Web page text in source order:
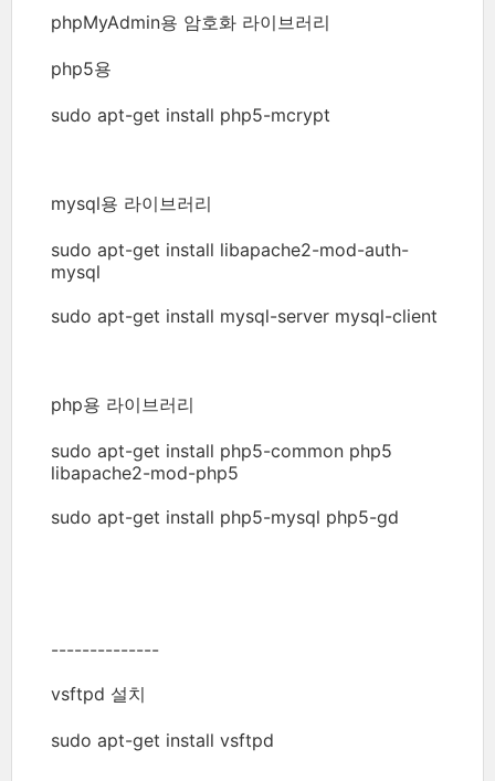
phpMyAdmin용 암호화 라이브러리
php5용
sudo apt-get install php5-mcrypt
mysql용 라이브러리
sudo apt-get install libapache2-mod-auth-
mysql
sudo apt-get install mysql-server mysql-client
php용 라이브러리
sudo apt-get install php5-common php5
libapache2-mod-php5
sudo apt-get install php5-mysql php5-gd
--------------
vsftpd 설치
sudo apt-get install vsftpd